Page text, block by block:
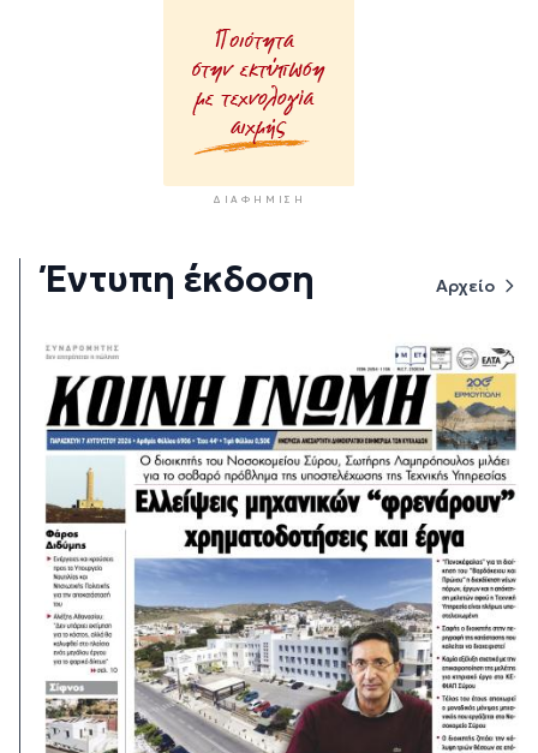
ΔΙΑΦΉΜΙΣΗ
Έντυπη έκδοση Αρχείο